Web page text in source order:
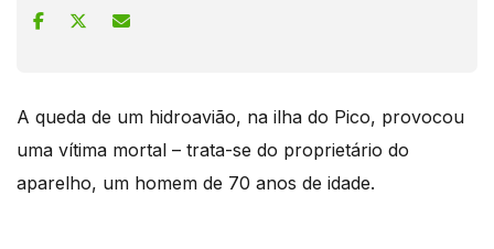
A queda de um hidroavião, na ilha do Pico, provocou
uma vítima mortal – trata-se do proprietário do
aparelho, um homem de 70 anos de idade.